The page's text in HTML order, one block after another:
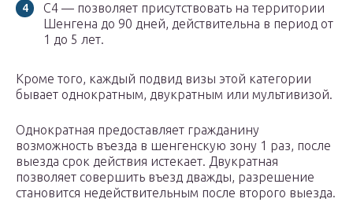
С4 — позволяет присутствовать на территории
Шенгена до 90 дней, действительна в период от
1 до 5 лет.
Кроме того, каждый подвид визы этой категории
бывает однократным, двукратным или мультивизой.
Однократная предоставляет гражданину
возможность въезда в шенгенскую зону 1 раз, после
выезда срок действия истекает. Двукратная
позволяет совершить въезд дважды, разрешение
становится недействительным после второго выезда.